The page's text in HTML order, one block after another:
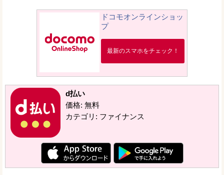
ドコモオンラインショッ
プ
最新のスマホをチェック！
d払い
価格: 無料
カテゴリ: ファイナンス